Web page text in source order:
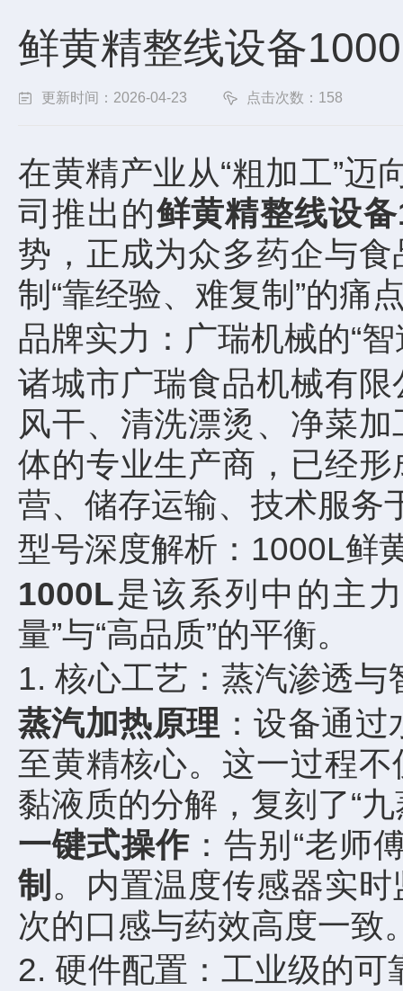
鲜黄精整线设备
更新时间：2026-04-23 点击次数：158
在黄精产业从“粗加工”迈
司推出的鲜黄精整线设
势，正成为众多药企与
制“靠经验、难复制”的痛
品牌实力：广瑞机械的“智
诸城市广瑞食品机械有
风干、清洗漂烫、净菜
体的专业生产商，已经
营、储存运输、技术服务
型号深度解析：1000L鲜
1000L是该系列中的主
量”与“高品质”的平衡。
1. 核心工艺：蒸汽渗透与
蒸汽加热原理 ：设备通
至黄精核心。这一过程不
黏液质的分解，复刻了“
一键式操作：告别“老师
制 。内置温度传感器实
次的口感与药效高度一致
2. 硬件配置：工业级的可